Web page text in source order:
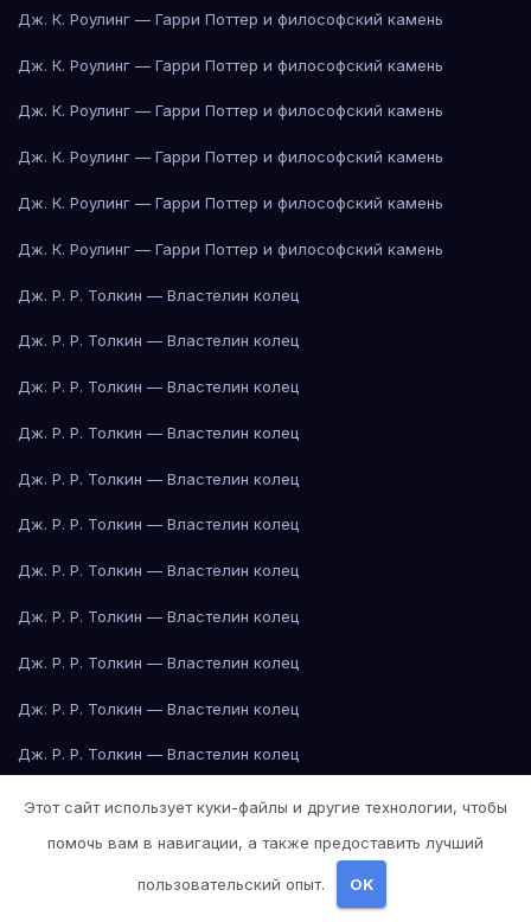
Дж. К. Роулинг — Гарри Поттер и философский камень
Дж. К. Роулинг — Гарри Поттер и философский камень
Дж. К. Роулинг — Гарри Поттер и философский камень
Дж. К. Роулинг — Гарри Поттер и философский камень
Дж. К. Роулинг — Гарри Поттер и философский камень
Дж. К. Роулинг — Гарри Поттер и философский камень
Дж. Р. Р. Толкин — Властелин колец
Дж. Р. Р. Толкин — Властелин колец
Дж. Р. Р. Толкин — Властелин колец
Дж. Р. Р. Толкин — Властелин колец
Дж. Р. Р. Толкин — Властелин колец
Дж. Р. Р. Толкин — Властелин колец
Дж. Р. Р. Толкин — Властелин колец
Дж. Р. Р. Толкин — Властелин колец
Дж. Р. Р. Толкин — Властелин колец
Дж. Р. Р. Толкин — Властелин колец
Дж. Р. Р. Толкин — Властелин колец
Дж. Р. Р. Толкин — Властелин колец
Дж. Р. Р. Толкин — Властелин колец
Дж. Р. Р. Толкин — Властелин колец
Этот сайт использует куки-файлы и другие технологии, чтобы
помочь вам в навигации, а также предоставить лучший
пользовательский опыт. OK